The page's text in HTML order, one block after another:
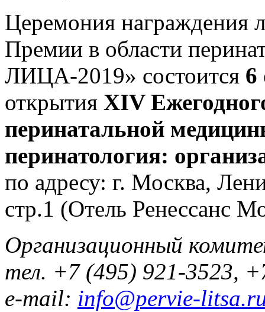
Церемония награждения
Премии в области
ЛИЦА-2019» состоится 6
открытия XIV
перинатальной
перинатология:
по адресу: г. Москва,
стр.1 (Отель Ренессанс
Организационный
тел. +7 (495) 921-3523,
e-mail: info@pervie-